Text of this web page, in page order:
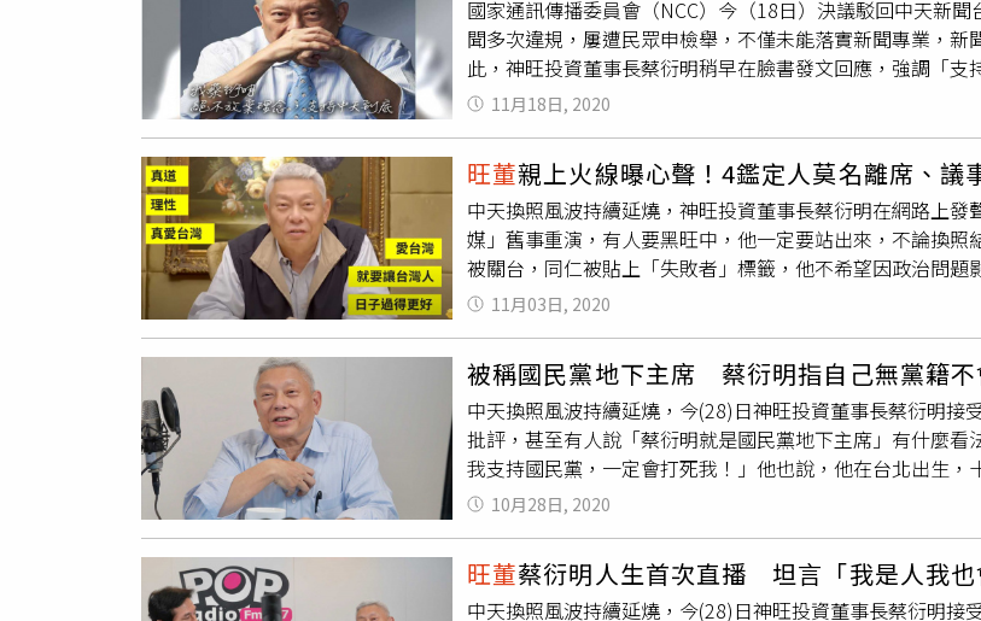
發誓，其他媒體、名嘴敢出來發誓嗎？」自由廣場「反關
面）蔡衍明更直言，他和政府沒有勾結，並指大陸有台商
給我舉報嘛，是不是？沒有嘛！不然這十幾年來，我們的
慈善事業基金，都用父母的名字，不是用旺旺的名字，
的太厲害了，「大家都認為好像我在出賣台灣，但我明明
言，他從來沒有利用自己的媒體，替自己公司做假宣傳，也
「水神」，「拜託！我們的水神在防疫的時候，我們沒有在
部長陳時中。蔡衍明指出，言論自由很重要，現在萊豬不
事都是對的。蔡衍明提醒，政府要做的，「就是要讓我們
很多意義，也有感受到大家的溫暖。最後，蔡衍明也說，
真的用心來對台灣人，不然枉費大家這麼挺你」，並指出
的還是「台灣人日子要過得更好」。
眾對蔡衍明喊「加油」、「旺董 加油」，不斷拍手歡呼；
人王效蘭也坐著輪椅現身，為蔡衍明加油。55歲陳小姐向
關實在不合理，台灣新聞自由已死；18歲徐先生則說，鼓
普沒關CNN、習近平沒關《蘋果》，蔡英文關了中天。
國家通訊傳播委員會（NCC）今（18日）決議駁回中天新
聞多次違規，屢遭民眾申檢舉，不僅未能落實新聞專業，
此，神旺投資董事長蔡衍明稍早在臉書發文回應，強調「
請，蔡衍明今日晚間在臉書回擊，怒嗆NCC用假標準扼殺
提到，他上月26日出席聽證會，就是要捍衛中天新聞
卻先入為主、未審先判，其中5位甚至率先離席，根本是漠
據，截圖借題發揮！藉機污辱中天新聞人的能力！其實就是
子過得好！ 我蔡衍明，堅持理念，絕對不會放棄捍衛中天
直指蔡政府關掉中天新聞，就是因為2018年以來的選舉仇
台灣一言堂時代來臨，是解嚴以來台灣民主最黑暗的一天
成府院高層交辦的政治任務」。
11月18日, 2020
旺董親上火線曝心聲！4鑑定人莫名離席、
中天換照風波持續延燒，神旺投資董事長蔡衍明在網路上
媒」舊事重演，有人要黑旺中，他一定要站出來，不論換
被關台，同仁被貼上「失敗者」標籤，他不希望因政治問
（圖／翻攝自蔡衍明Youtube）蔡衍明親上火線曝心聲。
工，覺得他們在工作上也做得不錯，「他們不是做不好才
聽證會，但蔡衍明認為，他不站出來說話，員工就會蒙上
下員工也被連累，「這是我最擔心的事」。蔡衍明不捨「不
明不捨「不想員工成為失敗者」。（圖／翻攝自蔡衍明
就是要強行關台，「大家稿拿出來唸一唸，都是批評」，
馬拉松式審查，除了未提供相關資料讓中天代表先行審閱
早早莫名離席，甚至有名鑑定人回答中天問題時，一接到
完全忽視中天的基本權益，公正性受到強烈質疑！蔡衍明
NCC有失公平的做法，他認為中天如果關台就少了一種聲音
台灣人的未來能過得更好。
11月03日, 2020
被稱國民黨地下主席 蔡衍明指自己無黨籍不
中天換照風波持續延燒，今(28)日神旺投資董事長蔡衍明接
批評，甚至有人說「蔡衍明就是國民黨地下主席」有什麼
我支持國民黨，一定會打死我！」他也說，他在台北出生
籍，說什麼我要做國民黨地下主席，根本頭殼壞掉！」談
北後火車站一帶出生，「當時我爸爸從事金屬回收業，因
學，說台語要罰五角，他只好跟爸爸說，但爸爸拿零錢給他
比較固執，從求學時期就是這樣，看到不對的事一定會想
10月28日, 2020
旺董蔡衍明人生首次直播 坦言「我是人我也
中天換照風波持續延燒，今(28)日神旺投資董事長蔡衍明